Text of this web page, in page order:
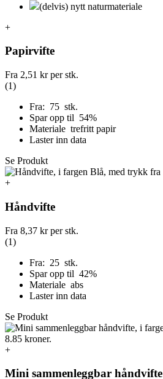
(delvis) nytt naturmateriale
+
Papirvifte
Fra 2,51 krper stk.
(1)
Fra: 75 stk.
Spar opp til 54%
Materiale trefritt papir
Laster inn data
Se Produkt
+
Håndvifte
Fra 8,37 krper stk.
(1)
Fra: 25 stk.
Spar opp til 42%
Materiale abs
Laster inn data
Se Produkt
+
Mini sammenleggbar håndvifte